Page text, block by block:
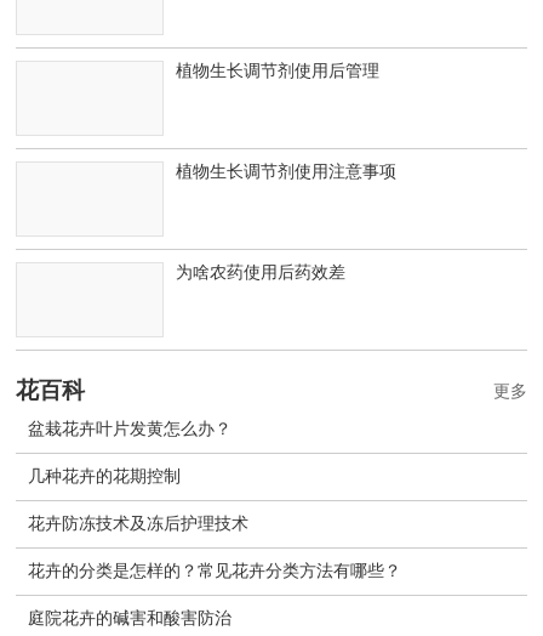
植物生长调节剂使用后管理
植物生长调节剂使用注意事项
为啥农药使用后药效差
花百科
盆栽花卉叶片发黄怎么办？
几种花卉的花期控制
花卉防冻技术及冻后护理技术
花卉的分类是怎样的？常见花卉分类方法有哪些？
庭院花卉的碱害和酸害防治
更多